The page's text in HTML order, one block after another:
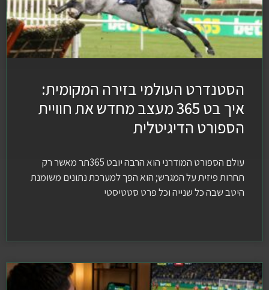
הסטנדרט העולמי בזירה המקומית:
איך בט 365 מעצב מחדש את חוויית
הספורט הדיגיטלית
עולם הספורט המודרני הוא הרבה יובט 365תר מאשר רק
תחרות פיזית על המגרש; הוא הפך למערכת נתונים משומנת
היטב שבה כל שנייה וכל פרט סטטיסטי